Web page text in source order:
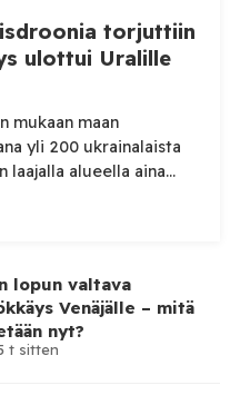
torjuttiin
ulottui Uralille
mukaan maan
yli 200 ukrainalaista
laajalla alueella aina
virallisen
illan 6. elokuuta
välisenä aikana.
kello 20–08
drooneja
lopun valtava
Venäjälle – mitä
nyt?
t sitten